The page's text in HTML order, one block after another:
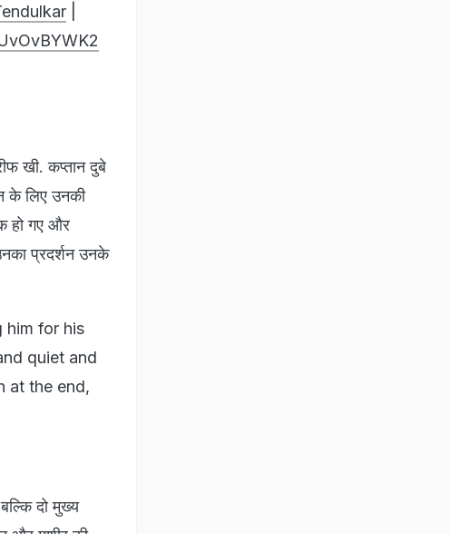
खी. कप्तान दुबे
के लिए उनकी
हो गए और
प्रदर्शन उनके
him for his
quiet and
at the end,
दो मुख्य